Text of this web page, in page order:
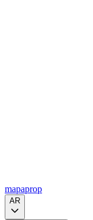
mapaprop
AR